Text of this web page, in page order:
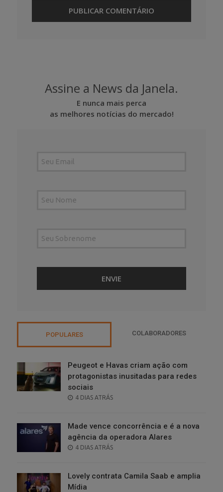
Assine a News da Janela.
E nunca mais perca
as melhores notícias do mercado!
POPULARES COLABORADORES
Peugeot e Havas criam ação com
protagonistas inusitadas para redes
sociais
POSTED
4 DIAS ATRÁS
Made vence concorrência e é a nova
agência da operadora Alares
POSTED
4 DIAS ATRÁS
Lovely contrata Camila Saab e amplia
Mídia